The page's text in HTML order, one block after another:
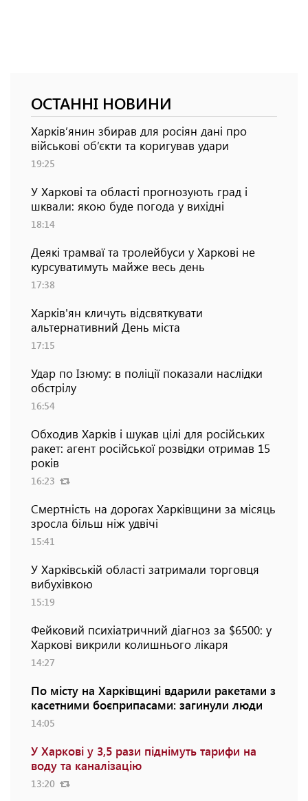
ОСТАННІ НОВИНИ
Харків’янин збирав для росіян дані про
військові об’єкти та коригував удари
19:25
У Харкові та області прогнозують град і
шквали: якою буде погода у вихідні
18:14
Деякі трамваї та тролейбуси у Харкові не
курсуватимуть майже весь день
17:38
Харків'ян кличуть відсвяткувати
альтернативний День міста
17:15
Удар по Ізюму: в поліції показали наслідки
обстрілу
16:54
Обходив Харків і шукав цілі для російських
ракет: агент російської розвідки отримав 15
років
16:23
Смертність на дорогах Харківщини за місяць
зросла більш ніж удвічі
15:41
У Харківській області затримали торговця
вибухівкою
15:19
Фейковий психіатричний діагноз за $6500: у
Харкові викрили колишнього лікаря
14:27
По місту на Харківщині вдарили ракетами з
касетними боєприпасами: загинули люди
14:05
У Харкові у 3,5 рази піднімуть тарифи на
воду та каналізацію
13:20